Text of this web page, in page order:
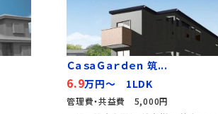
ＣａｓａＧａｒｄｅｎ 筑...
6.9万円～ 1LDK
管理費・共益費 5,000円